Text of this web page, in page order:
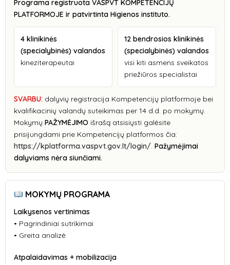
Programa registruota VASPVT KOMPETENCIJŲ
PLATFORMOJE ir patvirtinta Higienos instituto.
4 klinikinės
(specialybinės) valandos
kineziterapeutai
12 bendrosios klinikinės
(specialybinės) valandos
visi kiti asmens sveikatos
priežiūros specialistai
SVARBU: dalyvių registracija Kompetencijų platformoje bei
kvalifikacinių valandų suteikimas per 14 d.d. po mokymų.
Mokymų PAŽYMĖJIMO išrašą atsisiųsti galėsite
prisijungdami prie Kompetencijų platformos čia:
https://kplatforma.vaspvt.gov.lt/login/. Pažymėjimai
dalyviams nėra siunčiami.
MOKYMŲ PROGRAMA
Laikysenos vertinimas
• Pagrindiniai sutrikimai
• Greita analizė
Atpalaidavimas + mobilizacija